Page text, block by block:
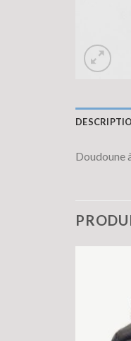
Doudoune